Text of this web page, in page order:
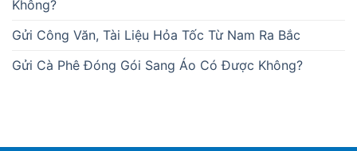
Không?
Gửi Công Văn, Tài Liệu Hỏa Tốc Từ Nam Ra Bắc
Gửi Cà Phê Đóng Gói Sang Áo Có Được Không?